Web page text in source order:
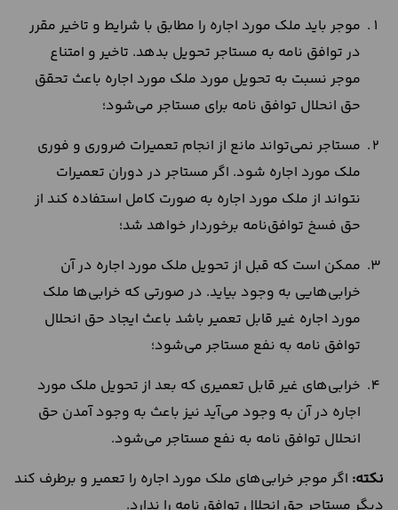
موجر باید ملک مورد اجاره را مطابق با شرایط و تاخیر مقرر
در توافق نامه به مستاجر تحویل بدهد. تاخیر و امتناع
موجر نسبت به تحویل مورد ملک مورد اجاره باعث تحقق
حق انحلال توافق نامه برای مستاجر می‌شود؛
مستاجر نمی‌تواند مانع از انجام تعمیرات ضروری و فوری
ملک مورد اجاره شود. اگر مستاجر در دوران تعمیرات
نتواند از ملک مورد اجاره به صورت کامل استفاده کند از
حق فسخ توافق‌نامه برخوردار خواهد شد؛
ممکن است که قبل از تحویل ملک مورد اجاره در آن
خرابی‌هایی به وجود بیاید. در صورتی که خرابی‌ها ملک
مورد اجاره غیر قابل تعمیر باشد باعث ایجاد حق انحلال
توافق نامه به نفع مستاجر می‌شود؛
خرابی‌های غیر قابل تعمیری که بعد از تحویل ملک مورد
اجاره در آن به وجود می‌آید نیز باعث به وجود آمدن حق
انحلال توافق نامه به نفع مستاجر می‌شود.
نکته: اگر موجر خرابی‌های ملک مورد اجاره را تعمیر و برطرف کند